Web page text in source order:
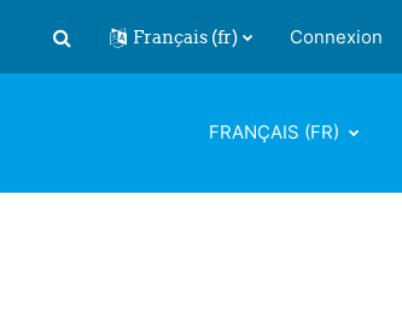
Activer/désactiver la saisie de
Français ‎(fr)‎ Connexion
FRANÇAIS ‎(FR)‎